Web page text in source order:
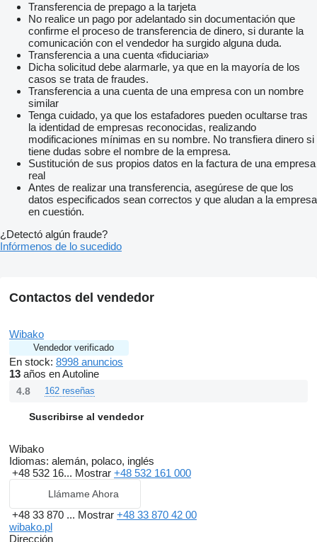
Transferencia de prepago a la tarjeta
No realice un pago por adelantado sin documentación que
confirme el proceso de transferencia de dinero, si durante la
comunicación con el vendedor ha surgido alguna duda.
Transferencia a una cuenta «fiduciaria»
Dicha solicitud debe alarmarle, ya que en la mayoría de los
casos se trata de fraudes.
Transferencia a una cuenta de una empresa con un nombre
similar
Tenga cuidado, ya que los estafadores pueden ocultarse tras
la identidad de empresas reconocidas, realizando
modificaciones mínimas en su nombre. No transfiera dinero si
tiene dudas sobre el nombre de la empresa.
Sustitución de sus propios datos en la factura de una empresa
real
Antes de realizar una transferencia, asegúrese de que los
datos especificados sean correctos y que aludan a la empresa
en cuestión.
¿Detectó algún fraude?
Infórmenos de lo sucedido
Contactos del vendedor
Wibako
Vendedor verificado
En stock: 8998 anuncios
13 años en Autoline
4.8 162 reseñas
Suscribirse al vendedor
Wibako
Idiomas: alemán, polaco, inglés
+48 532 16... Mostrar +48 532 161 000
Llámame Ahora
+48 33 870 ... Mostrar +48 33 870 42 00
wibako.pl
Dirección